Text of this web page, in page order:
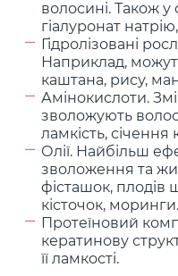
волосині. Також
гіалуронат
Гідролізовані
Наприклад,
каштана, рису,
Амінокислоти.
зволожують
ламкість, січення
Олії. Найбільш
зволоження та
фісташок,
кісточок, моринги.
Протеїновий
кератинову
її ламкості.